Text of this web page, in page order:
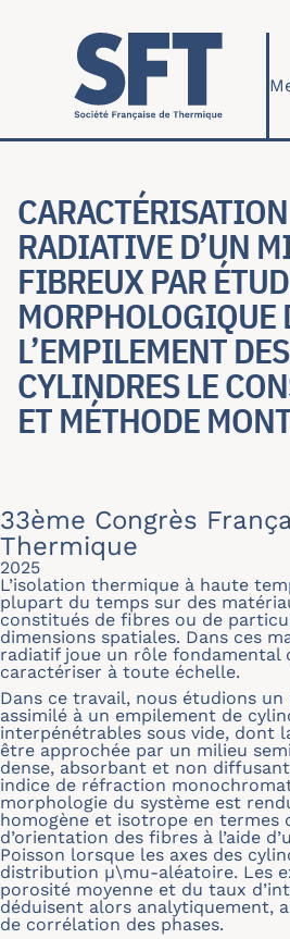
Skip to main content
CARACTÉRISATION
RADIATIVE D’UN
FIBREUX PAR
MORPHOLOGIQUE
L’EMPILEMENT DES
CYLINDRES LE
ET MÉTHODE
33ème Congrès
Thermique
2025
L’isolation thermique à haute
plupart du temps sur des
constitués de fibres ou de
dimensions spatiales. Dans ces
radiatif joue un rôle fondamental
caractériser à toute échelle.
Dans ce travail, nous étudions
assimilé à un empilement de
interpénétrables sous vide, dont
être approchée par un milieu
dense, absorbant et non
indice de réfraction
morphologie du système est
homogène et isotrope en termes
d’orientation des fibres à l’aide
Poisson lorsque les axes des
distribution μ\mu-aléatoire. Les
porosité moyenne et du taux
déduisent alors analytiquement,
de corrélation des phases.